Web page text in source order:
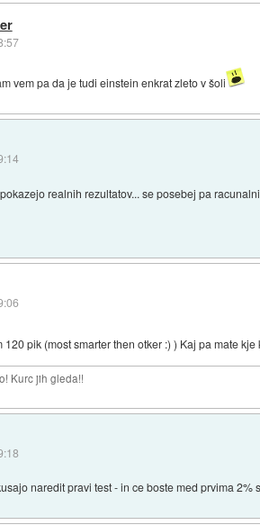
vem pa da je tudi einstein enkrat zleto v šoli
realnih rezultatov... se posebej pa
pik (most smarter then otker :) ) Kaj pa mate
Kurc jih gleda!!
naredit pravi test - in ce boste med prvima